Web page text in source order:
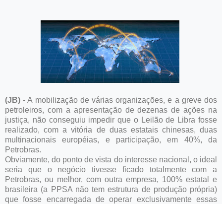
(JB) - A mobilização de várias organizações, e a greve dos
petroleiros, com a apresentação de dezenas de ações na
justiça, não conseguiu impedir que o Leilão de Libra fosse
realizado, com a vitória de duas estatais chinesas, duas
multinacionais européias, e participação, em 40%, da
Petrobras.
Obviamente, do ponto de vista do interesse nacional, o ideal
seria que o negócio tivesse ficado totalmente com a
Petrobras, ou melhor, com outra empresa, 100% estatal e
brasileira (a PPSA não tem estrutura de produção própria)
que fosse encarregada de operar exclusivamente essas